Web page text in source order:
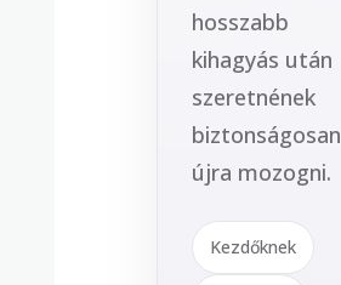
hosszabb
kihagyás után
szeretnének
biztonságosan
újra mozogni.
Kezdőknek